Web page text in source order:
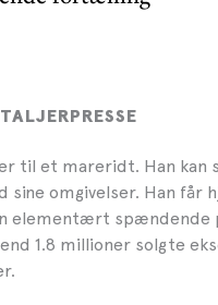
PRESSE
til et mareridt. Han kan
sine omgivelser. Han
elementært
1.8 millioner solgte